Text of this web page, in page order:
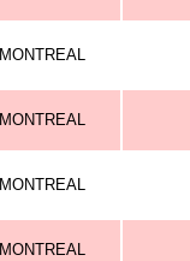
MONTREAL
MONTREAL
MONTREAL
MONTREAL